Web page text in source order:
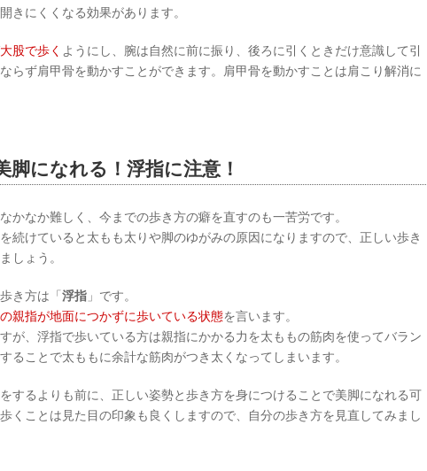
きにくくなる効果があります。
大股で歩く ようにし、腕は自然に前に振り、後ろに引くときだけ意識して引
らず肩甲骨を動かすことができます。肩甲骨を動かすことは肩こり解消に
脚になれる！浮指に注意！
かなか難しく、今までの歩き方の癖を直すのも一苦労です。
続けていると太もも太りや脚のゆがみの原因になりますので、正しい歩き
しょう。
き方は「 浮指 」です。
親指が地面につかずに歩いている状態を言います。
が、浮指で歩いている方は親指にかかる力を太ももの筋肉を使ってバラン
ることで太ももに余計な筋肉がつき太くなってしまいます。
するよりも前に、正しい姿勢と歩き方を身につけることで美脚になれる可
くことは見た目の印象も良くしますので、自分の歩き方を見直してみまし